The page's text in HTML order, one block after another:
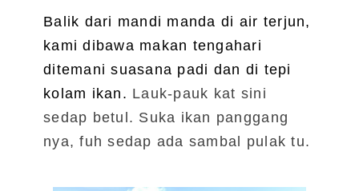
Balik dari mandi manda di air terjun,
kami dibawa makan tengahari
ditemani suasana padi dan di tepi
kolam ikan. Lauk-pauk kat sini
sedap betul. Suka ikan panggang
nya, fuh sedap ada sambal pulak tu.